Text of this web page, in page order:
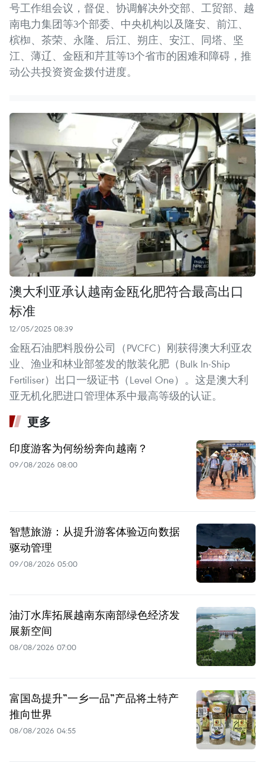
号工作组会议，督促、协调解决外交部、工贸部、越
南电力集团等3个部委、中央机构以及隆安、前江、
槟椥、茶荣、永隆、后江、朔庄、安江、同塔、坚
江、薄辽、金瓯和芹苴等13个省市的困难和障碍，推
动公共投资资金拨付进度。
澳大利亚承认越南金瓯化肥符合最高出口
标准
12/05/2025 08:39
金瓯石油肥料股份公司（PVCFC）刚获得澳大利亚农
业、渔业和林业部签发的散装化肥（Bulk In-Ship
Fertiliser）出口一级证书（Level One）。这是澳大利
亚无机化肥进口管理体系中最高等级的认证。
更多
印度游客为何纷纷奔向越南？
09/08/2026 08:00
智慧旅游：从提升游客体验迈向数据
驱动管理
09/08/2026 05:00
油汀水库拓展越南东南部绿色经济发
展新空间
08/08/2026 07:00
富国岛提升”一乡一品”产品将土特产
推向世界
08/08/2026 04:55